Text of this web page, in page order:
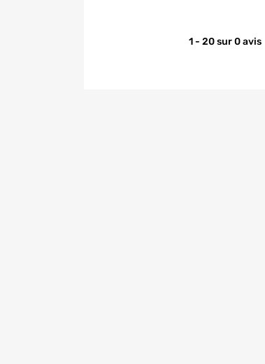
1 - 20 sur 0 avis